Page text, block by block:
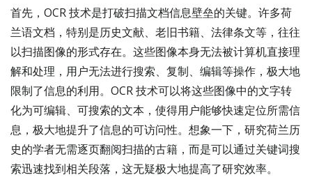
首先，OCR 技术是打破扫描文档信息壁垒的关键。许多荷
兰语文档，特别是历史文献、老旧书籍、法律条文等，往往
以扫描图像的形式存在。这些图像本身无法被计算机直接理
解和处理，用户无法进行搜索、复制、编辑等操作，极大地
限制了信息的利用。OCR 技术可以将这些图像中的文字转
化为可编辑、可搜索的文本，使得用户能够快速定位所需信
息，极大地提升了信息的可访问性。想象一下，研究荷兰历
史的学者无需逐页翻阅扫描的古籍，而是可以通过关键词搜
索迅速找到相关段落，这无疑极大地提高了研究效率。